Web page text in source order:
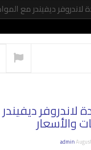
لاندروفر ديفيندر مع
لاندروفر
والأسعار
admin